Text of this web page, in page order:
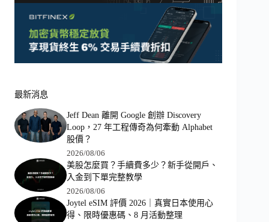
最新消息
Jeff Dean 離開 Google 創辦 Discovery
Loop，27 年工程傳奇為何牽動 Alphabet
股價？
2026/08/06
美股怎麼買？手續費多少？新手從開戶、
入金到下單完整教學
2026/08/06
Joytel eSIM 評價 2026｜真實日本使用心
得、限時優惠碼、8 月活動整理